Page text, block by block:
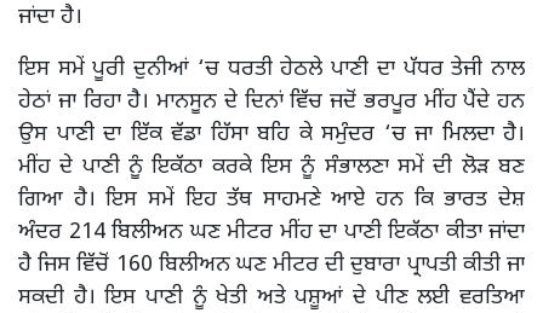
ਜਾਂਦਾ ਹੈ।
ਇਸ ਸਮੇਂ ਪੂਰੀ ਦੁਨੀਆਂ ‘ਚ ਧਰਤੀ ਹੇਠਲੇ ਪਾਣੀ ਦਾ ਪੱਧਰ ਤੇਜੀ ਨਾਲ
ਹੇਠਾਂ ਜਾ ਰਿਹਾ ਹੈ। ਮਾਨਸੂਨ ਦੇ ਦਿਨਾਂ ਵਿੱਚ ਜਦੋਂ ਭਰਪੂਰ ਮੀਂਹ ਪੈਂਦੇ ਹਨ
ਉਸ ਪਾਣੀ ਦਾ ਇੱਕ ਵੱਡਾ ਹਿੱਸਾ ਬਹਿ ਕੇ ਸਮੁੰਦਰ ‘ਚ ਜਾ ਮਿਲਦਾ ਹੈ।
ਮੀਂਹ ਦੇ ਪਾਣੀ ਨੂੰ ਇਕੱਠਾ ਕਰਕੇ ਇਸ ਨੂੰ ਸੰਭਾਲਣਾ ਸਮੇਂ ਦੀ ਲੋੜ ਬਣ
ਗਿਆ ਹੈ। ਇਸ ਸਮੇਂ ਇਹ ਤੱਥ ਸਾਹਮਣੇ ਆਏ ਹਨ ਕਿ ਭਾਰਤ ਦੇਸ਼
ਅੰਦਰ 214 ਬਿਲੀਅਨ ਘਣ ਮੀਟਰ ਮੀਂਹ ਦਾ ਪਾਣੀ ਇਕੱਠਾ ਕੀਤਾ ਜਾਂਦਾ
ਹੈ ਜਿਸ ਵਿੱਚੋਂ 160 ਬਿਲੀਅਨ ਘਣ ਮੀਟਰ ਦੀ ਦੁਬਾਰਾ ਪ੍ਰਾਪਤੀ ਕੀਤੀ ਜਾ
ਸਕਦੀ ਹੈ। ਇਸ ਪਾਣੀ ਨੂੰ ਖੇਤੀ ਅਤੇ ਪਸ਼ੂਆਂ ਦੇ ਪੀਣ ਲਈ ਵਰਤਿਆ